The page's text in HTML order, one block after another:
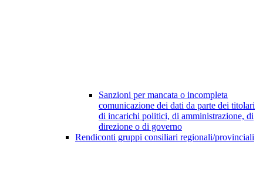
Sanzioni per mancata o incompleta
comunicazione dei dati da parte dei titolari
di incarichi politici, di amministrazione, di
direzione o di governo
Rendiconti gruppi consiliari regionali/provinciali